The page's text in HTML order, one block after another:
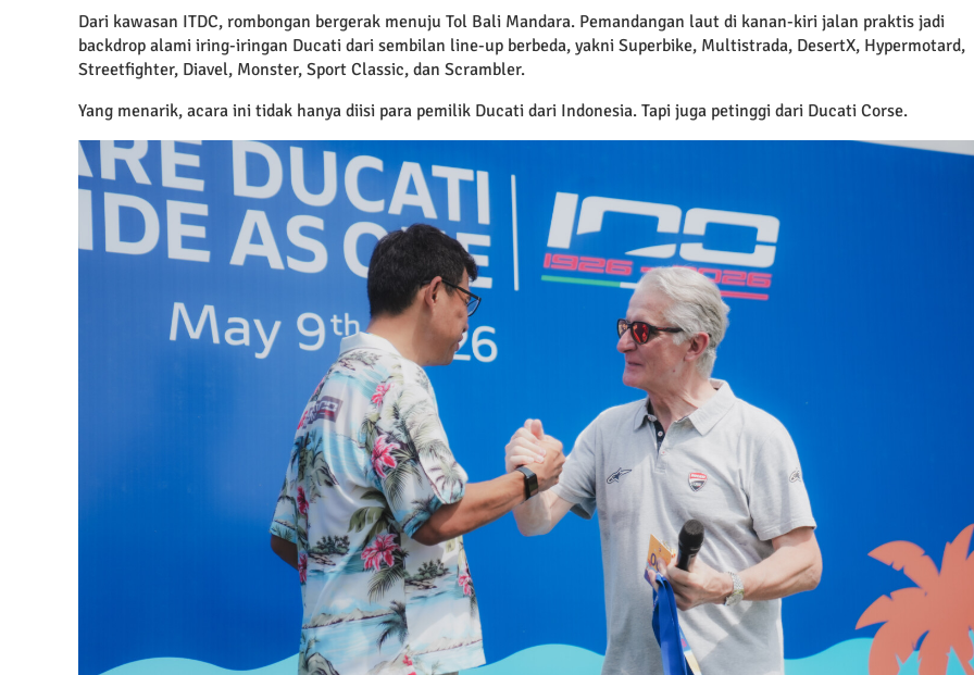
Dari kawasan ITDC, rombongan bergerak menuju Tol Bali Mandara. Pemandangan laut di kanan-kiri jalan praktis jadi
backdrop alami iring-iringan Ducati dari sembilan line-up berbeda, yakni Superbike, Multistrada, DesertX, Hypermotard,
Streetfighter, Diavel, Monster, Sport Classic, dan Scrambler.
Yang menarik, acara ini tidak hanya diisi para pemilik Ducati dari Indonesia. Tapi juga petinggi dari Ducati Corse.